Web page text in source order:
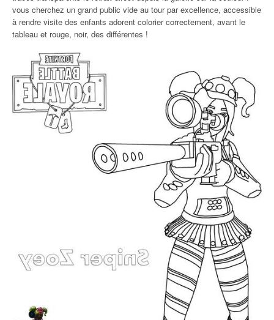
vous cherchez un grand public vide au tour par excellence, accessible
à rendre visite des enfants adorent colorier correctement, avant le
tableau et rouge, noir, des différentes !